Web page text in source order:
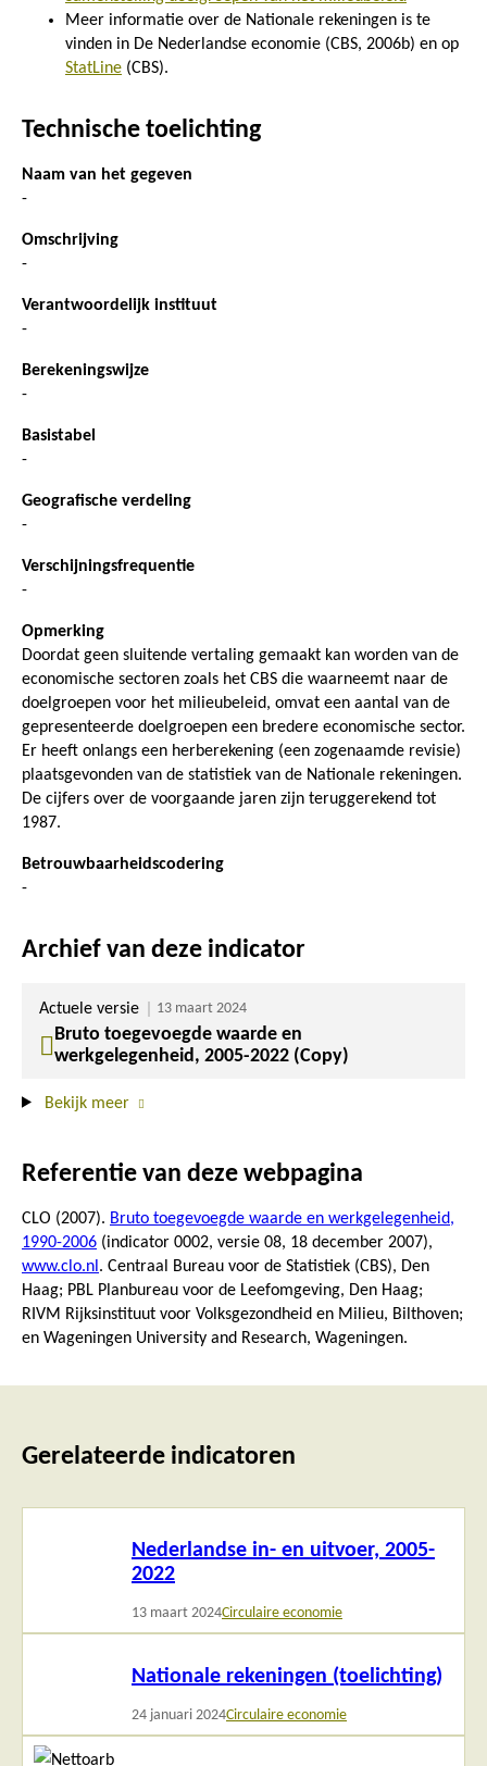
Meer informatie over de Nationale rekeningen is te
vinden in De Nederlandse economie (CBS, 2006b) en op
StatLine (CBS).
Technische toelichting
Naam van het gegeven
-
Omschrijving
-
Verantwoordelijk instituut
-
Berekeningswijze
-
Basistabel
-
Geografische verdeling
-
Verschijningsfrequentie
-
Opmerking
Doordat geen sluitende vertaling gemaakt kan worden van de
economische sectoren zoals het CBS die waarneemt naar de
doelgroepen voor het milieubeleid, omvat een aantal van de
gepresenteerde doelgroepen een bredere economische sector.
Er heeft onlangs een herberekening (een zogenaamde revisie)
plaatsgevonden van de statistiek van de Nationale rekeningen.
De cijfers over de voorgaande jaren zijn teruggerekend tot
1987.
Betrouwbaarheidscodering
-
Archief van deze indicator
Actuele versie 13 maart 2024
Bruto toegevoegde waarde en
werkgelegenheid, 2005-2022 (Copy)
Bekijk meer
Referentie van deze webpagina
CLO (2007). Bruto toegevoegde waarde en werkgelegenheid,
1990-2006 (indicator 0002, versie 08, 18 december 2007),
www.clo.nl . Centraal Bureau voor de Statistiek (CBS), Den
Haag; PBL Planbureau voor de Leefomgeving, Den Haag;
RIVM Rijksinstituut voor Volksgezondheid en Milieu, Bilthoven;
en Wageningen University and Research, Wageningen.
Gerelateerde indicatoren
Nederlandse in- en uitvoer, 2005-
2022
13 maart 2024Circulaire economie
Nationale rekeningen (toelichting)
24 januari 2024Circulaire economie
Lees